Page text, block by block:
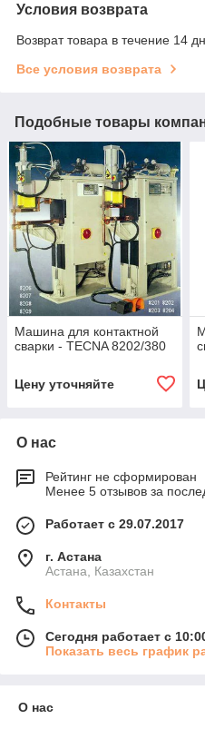
Условия возврата
Возврат товара в течение 14
Все условия возврата
Подобные товары
Машина для контактной
сварки - TECNA 8202/380
Цену уточняйте
О нас
Рейтинг не сформирован
Менее 5 отзывов за
Работает с 29.07.2017
г. Астана
Астана, Казахстан
Контакты
Сегодня работает с
Показать весь график
О нас